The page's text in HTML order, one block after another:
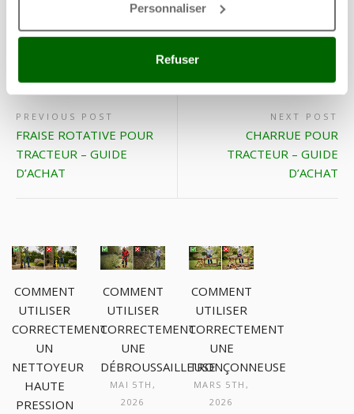
Personnaliser
Refuser
Soc à lance
PREVIOUS POST
FRAISE ROTATIVE POUR
TRACTEUR – GUIDE
D’ACHAT
NEXT POST
CHARRUE POUR
TRACTEUR – GUIDE
D’ACHAT
COMMENT
UTILISER
CORRECTEMENT
UN
NETTOYEUR
HAUTE
PRESSION
COMMENT
UTILISER
CORRECTEMENT
UNE
DÉBROUSSAILLEUSE
MAI 5TH,
2026
COMMENT
UTILISER
CORRECTEMENT
UNE
TRONÇONNEUSE
MARS 5TH,
2026